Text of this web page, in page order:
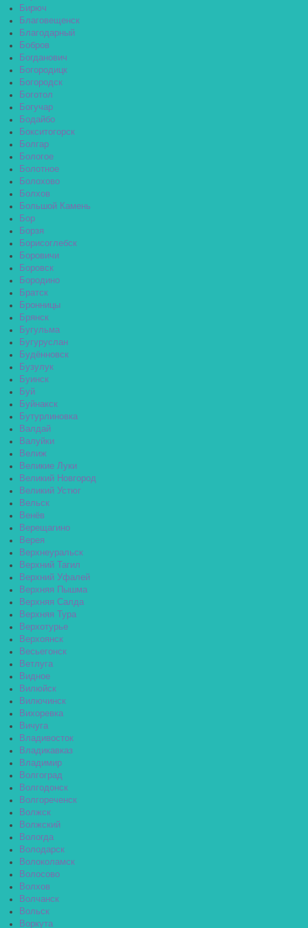
Бирюч
Благовещенск
Благодарный
Бобров
Богданович
Богородицк
Богородск
Боготол
Богучар
Бодайбо
Бокситогорск
Болгар
Бологое
Болотное
Болохово
Болхов
Большой Камень
Бор
Борзя
Борисоглебск
Боровичи
Боровск
Бородино
Братск
Бронницы
Брянск
Бугульма
Бугуруслан
Будённовск
Бузулук
Буинск
Буй
Буйнакск
Бутурлиновка
Валдай
Валуйки
Велиж
Великие Луки
Великий Новгород
Великий Устюг
Вельск
Венёв
Верещагино
Верея
Верхнеуральск
Верхний Тагил
Верхний Уфалей
Верхняя Пышма
Верхняя Салда
Верхняя Тура
Верхотурье
Верхоянск
Весьегонск
Ветлуга
Видное
Вилюйск
Вилючинск
Вихоревка
Вичуга
Владивосток
Владикавказ
Владимир
Волгоград
Волгодонск
Волгореченск
Волжск
Волжский
Вологда
Володарск
Волоколамск
Волосово
Волхов
Волчанск
Вольск
Воркута